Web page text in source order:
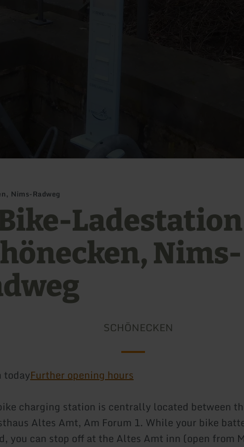
Nims-Radweg
Nims-
SCHÖNECKEN
todayFurther opening hours
charging station is centrally located between
Altes Amt, Am Forum 1. While your bike
you can stop off at the Altes Amt inn (open from